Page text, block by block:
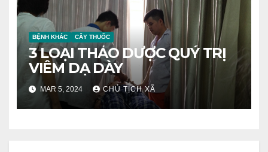
BỆNH KHÁC CÂY THUỐC
3 LOẠI THẢO DƯỢC QUÝ TRỊ
VIÊM DẠ DÀY
MAR 5, 2024 CHỦ TỊCH XÃ